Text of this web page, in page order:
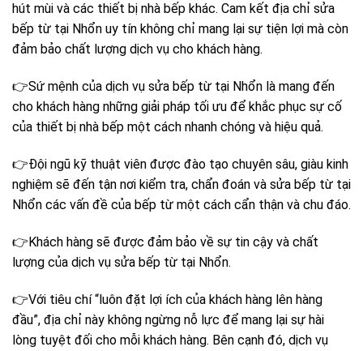
hút mùi và các thiết bị nhà bếp khác. Cam kết địa chỉ sửa
bếp từ tại Nhổn uy tín không chỉ mang lại sự tiện lợi mà còn
đảm bảo chất lượng dịch vụ cho khách hàng.
👉Sứ mệnh của dịch vụ sửa bếp từ tại Nhổn là mang đến
cho khách hàng những giải pháp tối ưu để khắc phục sự cố
của thiết bị nhà bếp một cách nhanh chóng và hiệu quả.
👉Đội ngũ kỹ thuật viên được đào tạo chuyên sâu, giàu kinh
nghiệm sẽ đến tận nơi kiểm tra, chẩn đoán và sửa bếp từ tại
Nhổn các vấn đề của bếp từ một cách cẩn thận và chu đáo.
👉Khách hàng sẽ được đảm bảo về sự tin cậy và chất
lượng của dịch vụ sửa bếp từ tại Nhổn.
👉Với tiêu chí “luôn đặt lợi ích của khách hàng lên hàng
đầu”, địa chỉ này không ngừng nỗ lực để mang lại sự hài
lòng tuyệt đối cho mỗi khách hàng. Bên cạnh đó, dịch vụ